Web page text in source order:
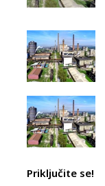
Priključite se!